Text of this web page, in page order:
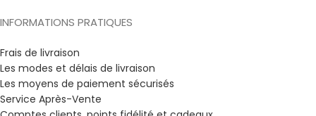
INFORMATIONS PRATIQUES
Frais de livraison
Les modes et délais de livraison
Les moyens de paiement sécurisés
Service Après-Vente